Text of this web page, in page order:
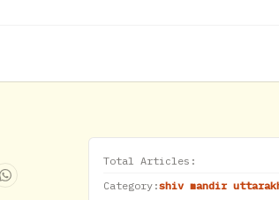
Total Articles:
Category:shiv mandir